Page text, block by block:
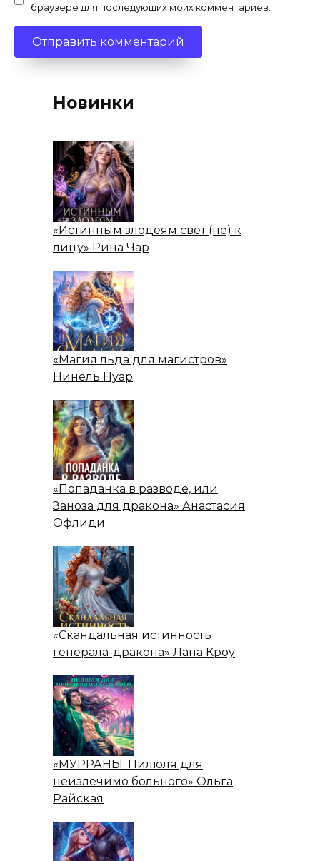
браузере для последующих моих комментариев.
Новинки
«Истинным злодеям свет (не) к
лицу» Рина Чар
«Магия льда для магистров»
Нинель Нуар
«Попаданка в разводе, или
Заноза для дракона» Анастасия
Офлиди
«Скандальная истинность
генерала-дракона» Лана Кроу
«МУРРАНЫ. Пилюля для
неизлечимо больного» Ольга
Райская